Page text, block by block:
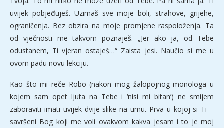
uvijek pobjeđuješ. Uzimaš sve moje boli, strahove, grijehe,
ograničenja. Bez obzira na moje promjene raspoloženja. Ta
od vječnosti me takvom poznaješ. „Jer ako ja, od Tebe
odustanem, Ti vjeran ostaješ…“ Zaista jesi. Naučio si me u
ovom padu novu lekciju.
Kao što mi reče Robo (nakon mog žalopojnog monologa u
kojem sam opet ljuta na Tebe i ‘nisi mi bitan’) ne smijem
zaboraviti imati uvijek dvije slike na umu. Prva u kojoj si Ti –
savršeni Bog koji me voli ovakvom kakva jesam i to je moj